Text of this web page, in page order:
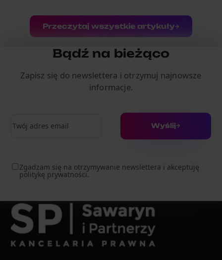
Przeczytaj wszystkie artykuły
Bądź na bieżąco
Zapisz się do newslettera i otrzymuj najnowsze
informacje.
Wyślij
Zgadzam się na otrzymywanie newslettera i akceptuję
politykę prywatności.